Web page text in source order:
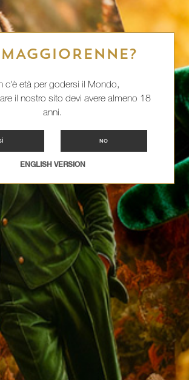
MAGGIORENNE?
c'è età per godersi il Mondo,
il nostro sito devi avere almeno 18
anni.
NO
ENGLISH VERSION